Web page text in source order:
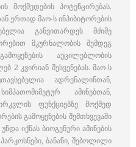
მოქმედების პოტენცირებას.
ერთად მაო-ს ინჰიბიტორების
განვითარდეს მძიმე
მკურნალობის შემდეგ
აუცილებლობის
2 კვირიან შესვენებას. მაო-ს
ადრენალინთან,
ამინებთან,
ფუნქციებზე მოქმედ
გამოყენების შემთხვევაში
იქნას ბიოგენური ამინების
ბანანი, შებოლილი